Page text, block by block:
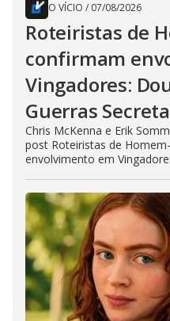
O VÍCIO / 07/08/2026
Roteiristas de
confirmam
Vingadores:
Guerras
Chris McKenna e Erik
post Roteiristas de
envolvimento em